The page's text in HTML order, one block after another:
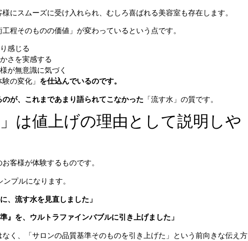
にスムーズに受け入れられ、むしろ喜ばれる美容室も存在します。
程そのものの価値」が変わっているという点です。
感じる
さを実感する
が無意識に気づく
の変化」 を仕込んでいるのです。
が、これまであまり語られてこなかった 「流す水」の質です。
は値上げの理由として説明しや
客様が体験するものです。
プルになります。
、流す水を見直しました」
』を、ウルトラファインバブルに引き上げました」
なく、「サロンの品質基準そのものを引き上げた」という前向きな伝え方